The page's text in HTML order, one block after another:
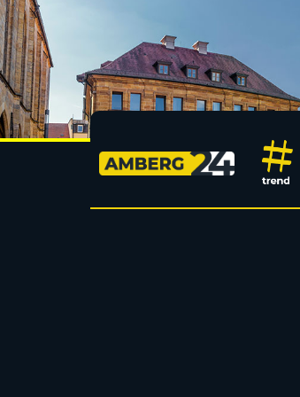
Unbekannter